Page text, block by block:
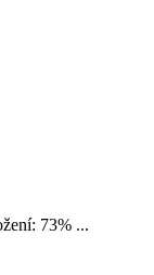
73% ...